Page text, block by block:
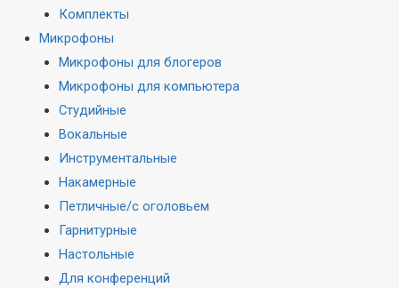
Комплекты
Микрофоны
Микрофоны для блогеров
Микрофоны для компьютера
Студийные
Вокальные
Инструментальные
Накамерные
Петличные/с оголовьем
Гарнитурные
Настольные
Для конференций